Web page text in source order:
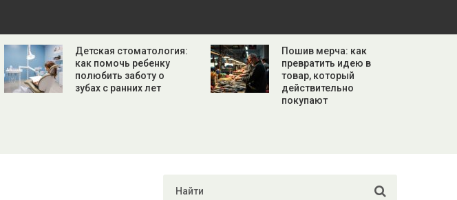
Детская стоматология:
как помочь ребенку
полюбить заботу о
зубах с ранних лет
Пошив мерча: как
превратить идею в
товар, который
действительно
покупают